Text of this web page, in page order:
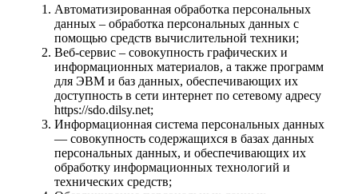
Автоматизированная обработка персональных
данных – обработка персональных данных с
помощью средств вычислительной техники;
Веб-сервис – совокупность графических и
информационных материалов, а также программ
для ЭВМ и баз данных, обеспечивающих их
доступность в сети интернет по сетевому адресу
https://sdo.dilsy.net;
Информационная система персональных данных
— совокупность содержащихся в базах данных
персональных данных, и обеспечивающих их
обработку информационных технологий и
технических средств;